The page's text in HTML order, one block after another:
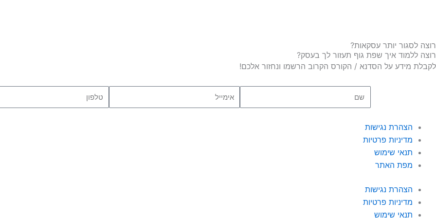
רוצה לסגור יותר עסקאות?
רוצה ללמוד איך שפת גוף תעזור לך בעסק?
לקבלת מידע על הסדנא / הקורס הקרוב הרשמו ונחזור אלכם!
טלפון
הצהרת נגישות
מדיניות פרטיות
תנאי שימוש
מפת האתר
הצהרת נגישות
מדיניות פרטיות
תנאי שימוש